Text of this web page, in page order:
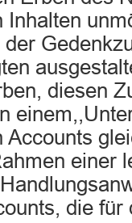
Inhalten
diesen
Accounts
einer
die für